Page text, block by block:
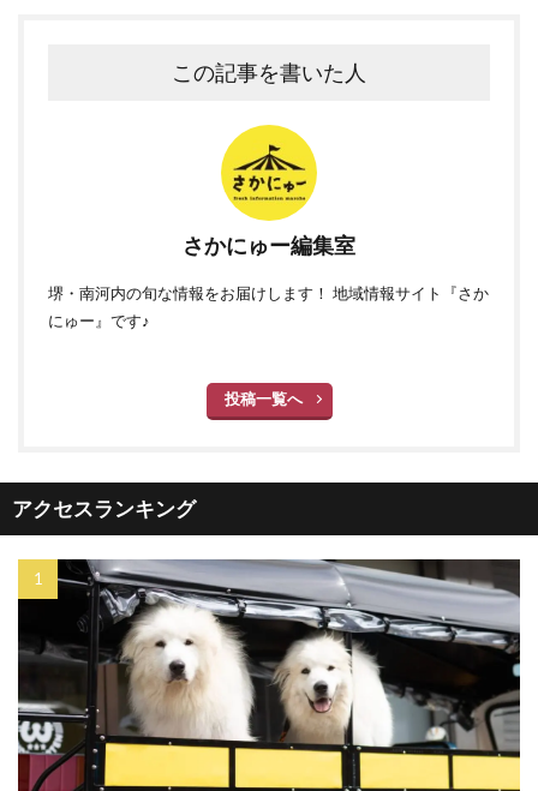
この記事を書いた人
さかにゅー編集室
堺・南河内の旬な情報をお届けします！ 地域情報サイト『さか
にゅー』です♪
投稿一覧へ
アクセスランキング